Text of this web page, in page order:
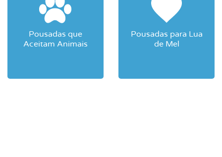
Pousadas que
Aceitam Animais
Pousadas para Lua
de Mel